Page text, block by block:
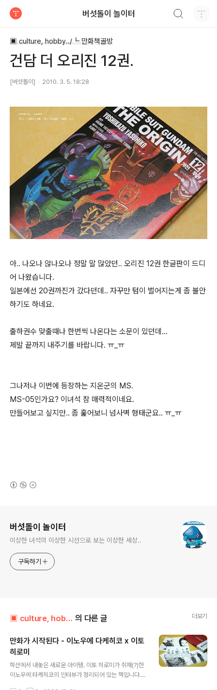
버섯돌이 놀이터
▣ culture, hobby../┗ 만화책골방
건담 더 오리진 12권.
[버섯돌이] 2010. 3. 5. 18:28
아.. 나오나 않나오나 정말 말 많았던.. 오리진 12권 한글판이 드디
어 나왔습니다.
일본에선 20권까진가 갔다던데.. 자꾸만 텀이 벌어지는게 좀 불안
하기도 하네요.
출하권수 맞출때나 한번씩 나온다는 소문이 있던데...
제발 끝까지 내주기를 바랍니다. ㅠ_ㅠ
그나저나 이번에 등장하는 지온군의 MS.
MS-05인가요? 이녀석 참 매력적이네요.
만들어보고 싶지만.. 좀 훑어보니 넘사벽 형태군요.. ㅠ_ㅠ
버섯돌이 놀이터
이상한 녀석의 이상한 시선으로 보는 이상한 세상..
구독하기
▣ culture, hobby../┗ 만화책골방 의 다른 글 더보기
만화가 시작된다 - 이노우에 다케히코 x 이토
히로미
학산에서 내놓은 새로운 아이템. 이토 히로미가 취재(?)한
이노우에 타케히코의 인터뷰가 정리되어 있는 책입니다.